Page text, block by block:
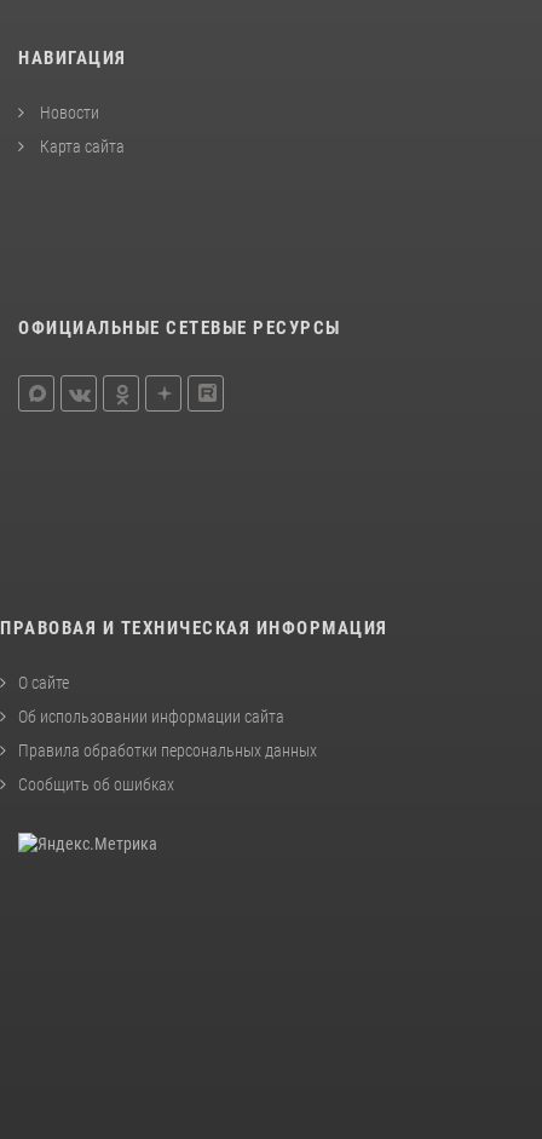
НАВИГАЦИЯ
Новости
Карта сайта
ОФИЦИАЛЬНЫЕ СЕТЕВЫЕ РЕСУРСЫ
ПРАВОВАЯ И ТЕХНИЧЕСКАЯ ИНФОРМАЦИЯ
О сайте
Об использовании информации сайта
Правила обработки персональных данных
Сообщить об ошибках